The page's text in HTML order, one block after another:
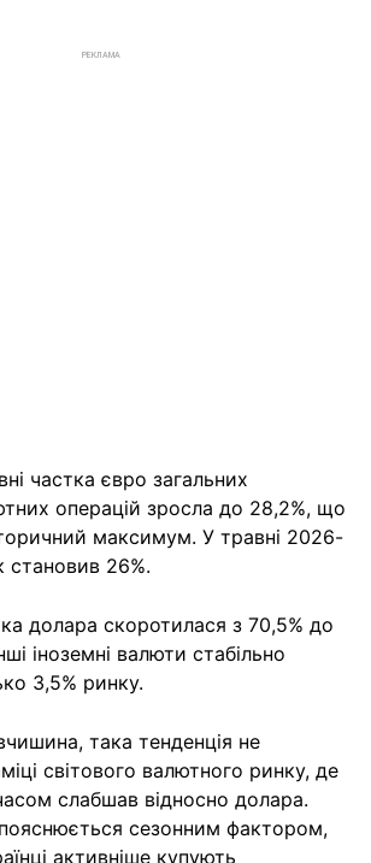
РЕКЛАМА
частка євро загальних
операцій зросла до 28,2%, що
максимум. У травні 2026-
становив 26%.
долара скоротилася з 70,5% до
іноземні валюти стабільно
3,5% ринку.
така тенденція не
світового валютного ринку, де
слабшав відносно долара.
сезонним фактором,
активніше купують